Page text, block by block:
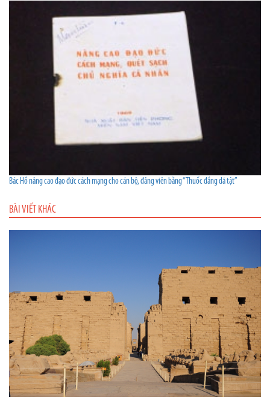
Bác Hồ nâng cao đạo đức cách mạng cho cán bộ, đảng viên bằng “Thuốc đắng dã tật”
BÀI VIẾT KHÁC